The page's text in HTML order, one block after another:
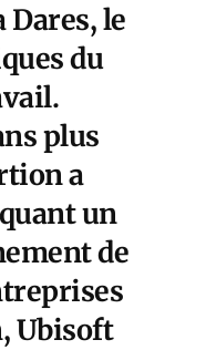
Dares, le
du
plus
a
un
de
Ubisoft